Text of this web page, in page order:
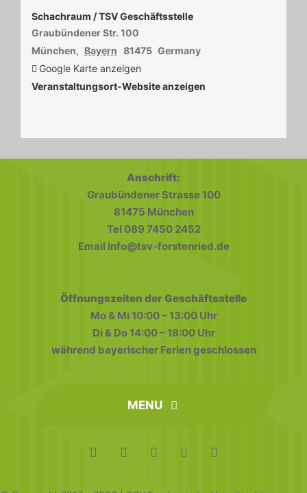
Schachraum / TSV Geschäftsstelle
Graubündener Str. 100
München, Bayern 81475 Germany
Google Karte anzeigen
Veranstaltungsort-Website anzeigen
Anschrift:
Graubündener Strasse 100
81475 München
Tel 089 7450 2452
Email info@tsv-forstenried.de
Öffnungszeiten der Geschäftsstelle
Mo & Mi 10:00 – 13:00 Uhr
Di & Do 14:00 – 18:00 Uhr
während bayerischer Ferien geschlossen
MENU
FAQ